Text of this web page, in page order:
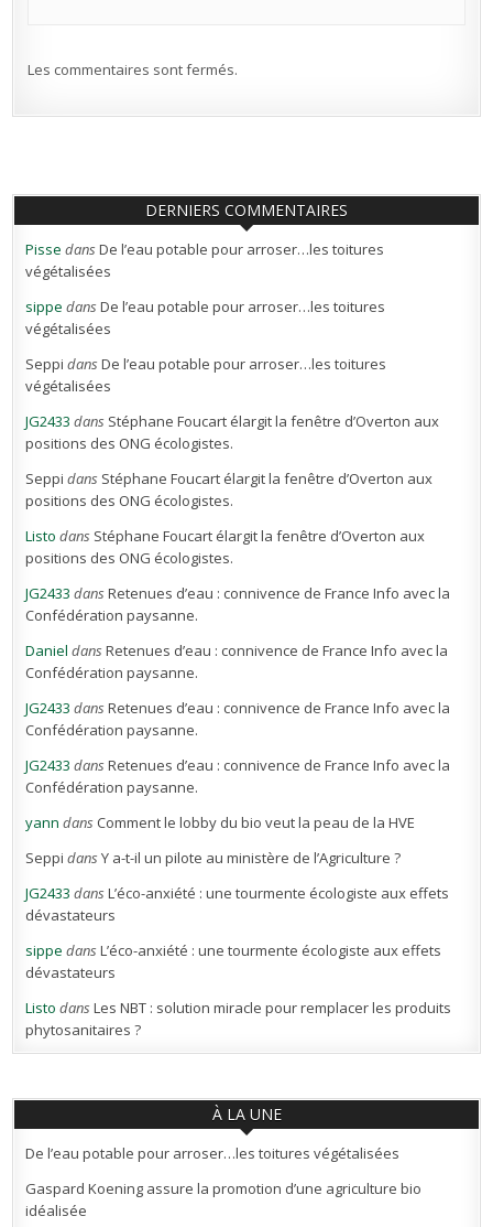
Les commentaires sont fermés.
DERNIERS COMMENTAIRES
Pisse dansDe l’eau potable pour arroser…les toitures
végétalisées
sippe dansDe l’eau potable pour arroser…les toitures
végétalisées
Seppi dansDe l’eau potable pour arroser…les toitures
végétalisées
JG2433 dans Stéphane Foucart élargit la fenêtre d’Overton aux
positions des ONG écologistes.
Seppi dans Stéphane Foucart élargit la fenêtre d’Overton aux
positions des ONG écologistes.
Listo dans Stéphane Foucart élargit la fenêtre d’Overton aux
positions des ONG écologistes.
JG2433 dansRetenues d’eau : connivence de France Info avec la
Confédération paysanne.
Daniel dansRetenues d’eau : connivence de France Info avec la
Confédération paysanne.
JG2433 dansRetenues d’eau : connivence de France Info avec la
Confédération paysanne.
JG2433 dansRetenues d’eau : connivence de France Info avec la
Confédération paysanne.
yann dans Comment le lobby du bio veut la peau de la HVE
Seppi dansY a-t-il un pilote au ministère de l’Agriculture ?
JG2433 dansL’éco-anxiété : une tourmente écologiste aux effets
dévastateurs
sippe dansL’éco-anxiété : une tourmente écologiste aux effets
dévastateurs
Listo dansLes NBT : solution miracle pour remplacer les produits
phytosanitaires ?
À LA UNE
De l’eau potable pour arroser…les toitures végétalisées
Gaspard Koening assure la promotion d’une agriculture bio
idéalisée